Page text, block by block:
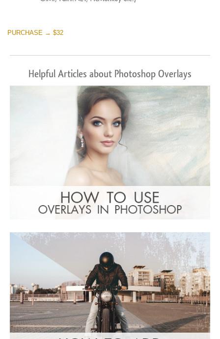
PURCHASE → $32
Helpful Articles about Photoshop Overlays